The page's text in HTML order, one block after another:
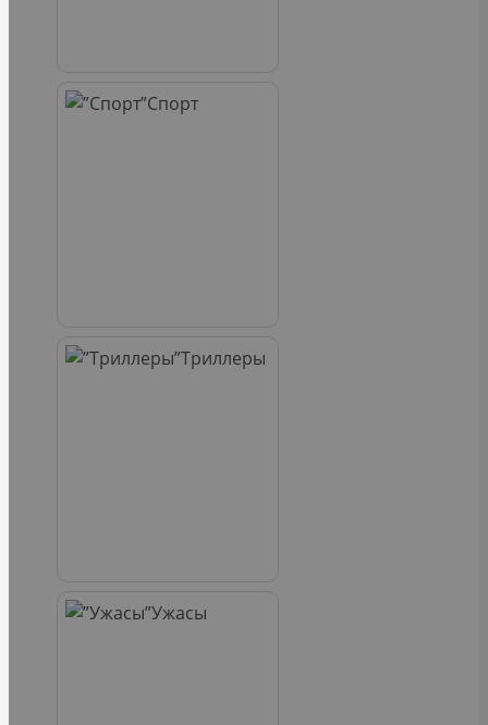
Спорт
Триллеры
Ужасы